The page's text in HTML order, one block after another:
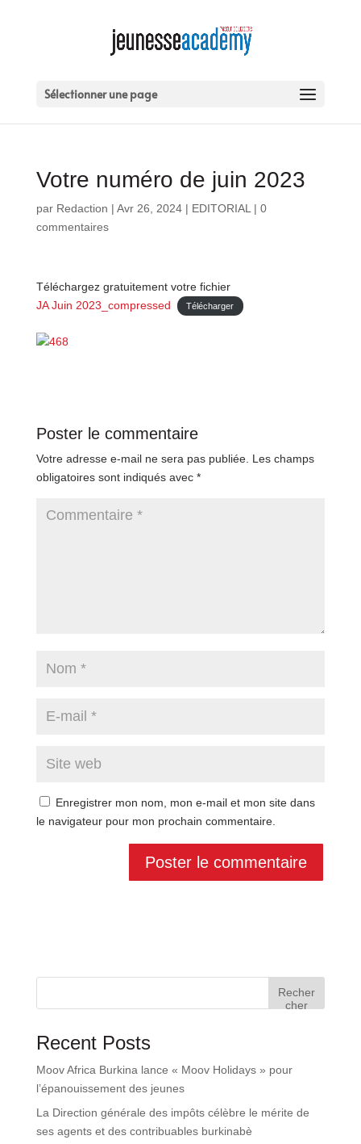
Sélectionner une page
Votre numéro de juin 2023
par Redaction | Avr 26, 2024| EDITORIAL | 0
commentaires
Téléchargez gratuitement votre fichier
JA Juin 2023_compressed
Télécharger
Poster le commentaire
Votre adresse e-mail ne sera pas publiée. Les champs
obligatoires sont indiqués avec *
Enregistrer mon nom, mon e-mail et mon site dans
le navigateur pour mon prochain commentaire.
Recher
cher
Recent Posts
Moov Africa Burkina lance « Moov Holidays » pour
l’épanouissement des jeunes
La Direction générale des impôts célèbre le mérite de
ses agents et des contribuables burkinabè